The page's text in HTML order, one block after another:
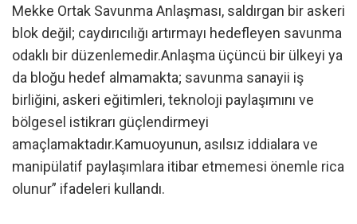
Mekke Ortak Savunma Anlaşması, saldırgan bir askeri
blok değil; caydırıcılığı artırmayı hedefleyen savunma
odaklı bir düzenlemedir.Anlaşma üçüncü bir ülkeyi ya
da bloğu hedef almamakta; savunma sanayii iş
birliğini, askeri eğitimleri, teknoloji paylaşımını ve
bölgesel istikrarı güçlendirmeyi
amaçlamaktadır.Kamuoyunun, asılsız iddialara ve
manipülatif paylaşımlara itibar etmemesi önemle rica
olunur” ifadeleri kullandı.